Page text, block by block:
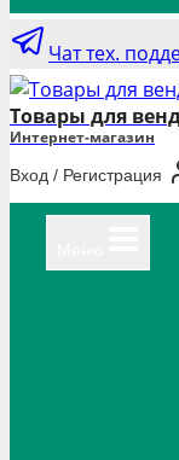
Чат тех.
Товары для
Интернет-магазин
Вход / Регистрация